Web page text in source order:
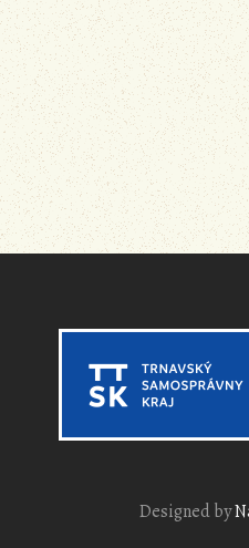
Designed by